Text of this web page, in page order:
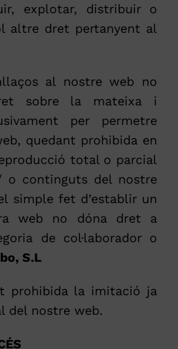
explotar, distribuir o
altre dret pertanyent al
al nostre web no
sobre la mateixa i
per permetre
quedant prohibida en
total o parcial
continguts del nostre
simple fet d’establir un
web no dóna dret a
de col·laborador o
S.L
prohibida la imitació ja
del nostre web.